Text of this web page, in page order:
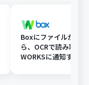
Boxにファイルが格
ら、OCRで読み取り
WORKSに通知する